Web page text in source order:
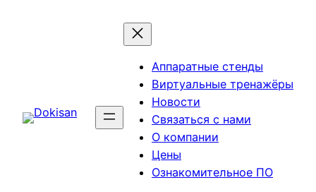
Аппаратные стенды
Виртуальные тренажёры
Новости
Связаться с нами
О компании
Цены
Ознакомительное ПО